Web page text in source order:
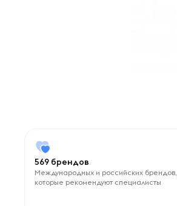
569 брендов
Международных и российских брендов,
которые рекомендуют специалисты